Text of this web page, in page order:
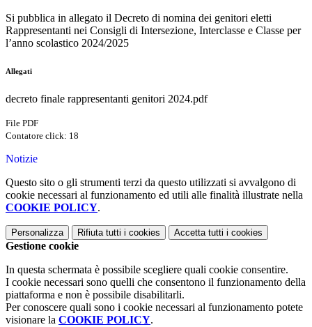
Si pubblica in allegato il Decreto di nomina dei genitori eletti
Rappresentanti nei Consigli di Intersezione, Interclasse e Classe per
l’anno scolastico 2024/2025
Allegati
decreto finale rappresentanti genitori 2024.pdf
File PDF
Contatore click: 18
Notizie
Questo sito o gli strumenti terzi da questo utilizzati si avvalgono di
cookie necessari al funzionamento ed utili alle finalità illustrate nella
COOKIE POLICY.
Personalizza Rifiuta tutti i cookies Accetta tutti i cookies
Gestione cookie
In questa schermata è possibile scegliere quali cookie consentire.
I cookie necessari sono quelli che consentono il funzionamento della
piattaforma e non è possibile disabilitarli.
Per conoscere quali sono i cookie necessari al funzionamento potete
visionare la COOKIE POLICY.